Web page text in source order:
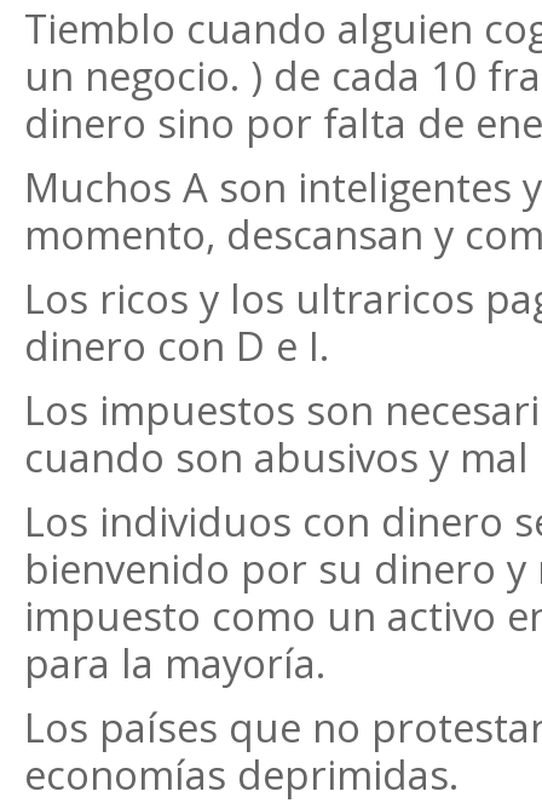
Tiemblo cuando alguien
un negocio. ) de cada 10
dinero sino por falta de
Muchos A son inteligentes
momento, descansan y
Los ricos y los ultraricos
dinero con D e I.
Los impuestos son
cuando son abusivos y
Los individuos con dinero
bienvenido por su dinero y
impuesto como un activo
para la mayoría.
Los países que no
economías deprimidas.